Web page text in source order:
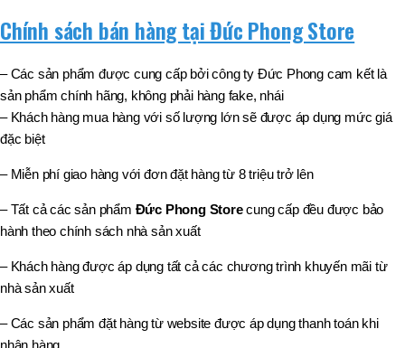
Chính sách bán hàng tại Đức Phong Store
– Các sản phẩm được cung cấp bởi công ty Đức Phong cam kết là
sản phẩm chính hãng, không phải hàng fake, nhái
– Khách hàng mua hàng với số lượng lớn sẽ được áp dụng mức giá
đặc biệt
– Miễn phí giao hàng với đơn đặt hàng từ 8 triệu trở lên
– Tất cả các sản phẩm Đức Phong Storecung cấp đều được bảo
hành theo chính sách nhà sản xuất
– Khách hàng được áp dụng tất cả các chương trình khuyến mãi từ
nhà sản xuất
– Các sản phẩm đặt hàng từ website được áp dụng thanh toán khi